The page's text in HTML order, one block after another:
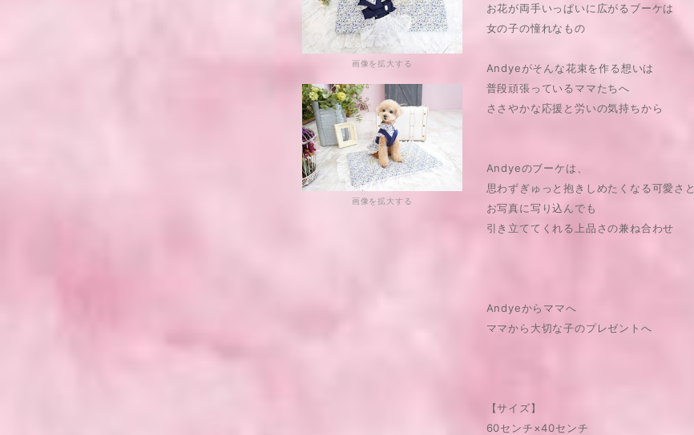
画像を拡大する
画像を拡大する
お花が両手いっぱいに広がるブーケは
女の子の憧れなもの
Andyeがそんな花束を作る想いは
普段頑張っているママたちへ
ささやかな応援と労いの気持ちから
Andyeのブーケは、
思わずぎゅっと抱きしめたくなる可愛さと
お写真に写り込んでも
引き立ててくれる上品さの兼ね合わせ
Andyeからママへ
ママから大切な子のプレゼントへ
【サイズ】
60センチ×40センチ